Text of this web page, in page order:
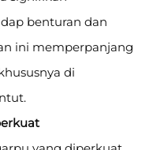
benturan dan
ini memperpanjang
di